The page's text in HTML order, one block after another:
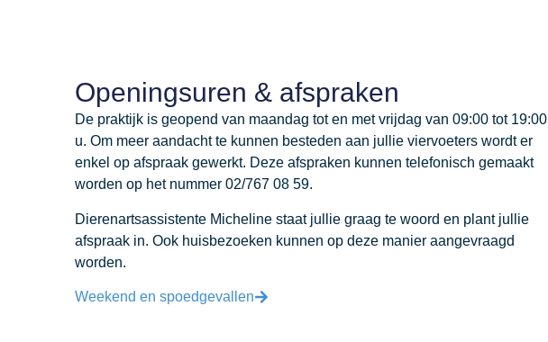
Openingsuren & afspraken
De praktijk is geopend van maandag tot en met vrijdag van 09:00 tot 19:00
u. Om meer aandacht te kunnen besteden aan jullie viervoeters wordt er
enkel op afspraak gewerkt. Deze afspraken kunnen telefonisch gemaakt
worden op het nummer 02/767 08 59.
Dierenartsassistente Micheline staat jullie graag te woord en plant jullie
afspraak in. Ook huisbezoeken kunnen op deze manier aangevraagd
worden.
Weekend en spoedgevallen